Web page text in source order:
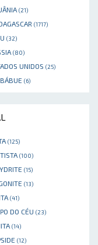
(21)
(1717)
(32)
(80)
UNIDOS (25)
(6)
(125)
(100)
(15)
(13)
(41)
DO CÉU (23)
(14)
(12)